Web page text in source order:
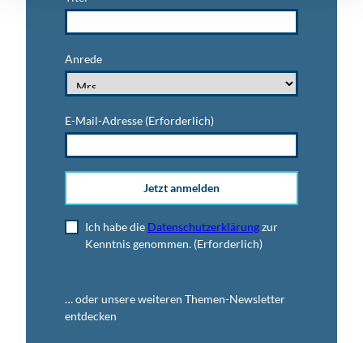
Anrede
E-Mail-Adresse (Erforderlich)
Jetzt anmelden
Ich habe die Datenschutzerklärungzur
Kenntnis genommen. (Erforderlich)
… oder unsere weiteren Themen-Newsletter
entdecken